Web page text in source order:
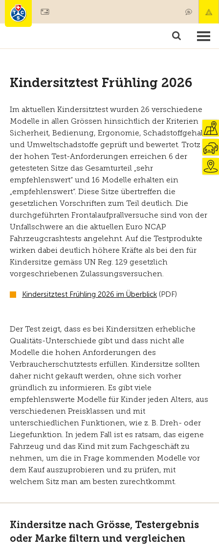
Mitgliedschaft & Leistungen
Kindersitztest Frühling 2026
Im aktuellen Kindersitztest wurden 26 verschiedene
Modelle in allen Grössen hinsichtlich der Kriterien
Sicherheit, Bedienung, Ergonomie, Schadstoffgehalt
und Umweltschadstoffe geprüft und bewertet. Trotz
der hohen Test-Anforderungen erreichen 6 der
getesteten Sitze das Gesamturteil „sehr
empfehlenswert“ und 16 Modelle erhalten ein
„empfehlenswert“. Diese Sitze übertreffen die
gesetzlichen Vorschriften zum Teil deutlich. Die
durchgeführten Frontalaufprallversuche sind von der
Unfallschwere an die aktuellen Euro NCAP
Fahrzeugcrashtests angelehnt. Auf die Testprodukte
wirken dabei deutlich höhere Kräfte als bei den für
Kindersitze gemäss UN Reg. 129 gesetzlich
vorgeschriebenen Zulassungsversuchen.
Kindersitztest Frühling 2026 im Überblick (PDF)
Der Test zeigt, dass es bei Kindersitzen erhebliche
Qualitäts-Unterschiede gibt und dass nicht alle
Modelle die hohen Anforderungen des
Verbraucherschutztests erfüllen. Kindersitze sollten
daher nicht gekauft werden, ohne sich vorher
gründlich zu informieren. Es gibt viele
empfehlenswerte Modelle für Kinder jeden Alters, aus
verschiedenen Preisklassen und mit
unterschiedlichen Funktionen, wie z. B. Dreh- oder
Liegefunktion. In jedem Fall ist es ratsam, das eigene
Fahrzeug und das Kind mit zum Fachgeschäft zu
nehmen, um die in Frage kommenden Modelle vor
dem Kauf auszuprobieren und zu prüfen, mit
welchem Sitz man am besten zurechtkommt.
Kindersitze nach Grösse, Testergebnis
oder Marke filtern und vergleichen